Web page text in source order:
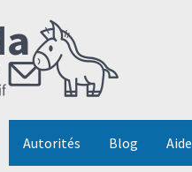
Autorités Blog Aide